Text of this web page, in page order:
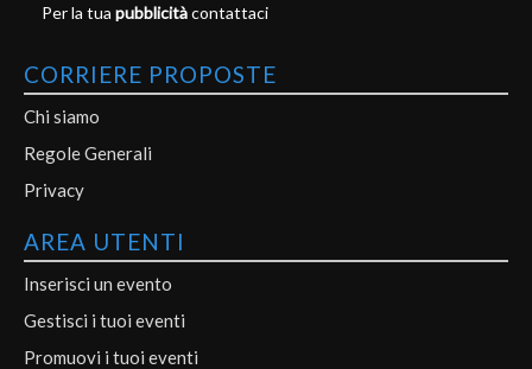
Per la tua pubblicitàcontattaci
CORRIERE PROPOSTE
Chi siamo
Regole Generali
Privacy
AREA UTENTI
Inserisci un evento
Gestisci i tuoi eventi
Promuovi i tuoi eventi